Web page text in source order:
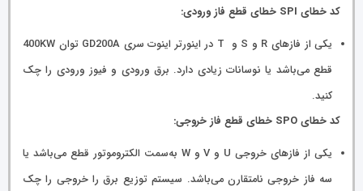
کد خطای SPI خطای قطع فاز ورودی:
یکی از فازهای R و S و T در اینورتر اینوت سری GD200A توان 400KW
قطع می‌باشد یا نوسانات زیادی دارد. برق ورودی و فیوز ورودی را چک
کنید.
کد خطای SPO خطای قطع فاز خروجی:
یکی از فازهای خروجی U و V و W به‌سمت الکتروموتور قطع می‌باشد یا
سه فاز خروجی نامتقارن می‌باشد. سیستم توزیع برق را خروجی را چک